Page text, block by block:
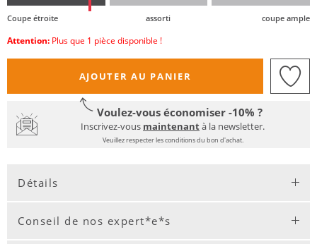
Coupe étroite assorti coupe ample
Attention: Plus que 1 pièce disponible !
AJOUTER AU PANIER
Voulez-vous économiser -10% ?
Inscrivez-vous maintenantà la newsletter.
Veuillez respecter les conditions du bon d'achat.
Détails
Conseil de nos expert*e*s